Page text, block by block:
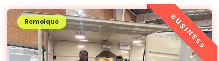
Remolque BUSINESS